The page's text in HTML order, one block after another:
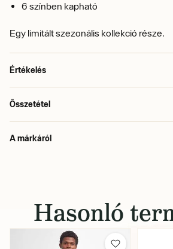
6 színben kapható
Egy limitált szezonális kollekció része.
Értékelés
Összetétel
A márkáról
Hasonló